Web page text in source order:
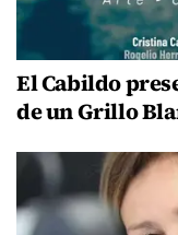
El Cabildo
de un Grillo